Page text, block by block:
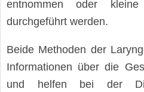
entnommen oder kleine
durchgeführt werden.
Beide Methoden der
Informationen über die
und helfen bei der